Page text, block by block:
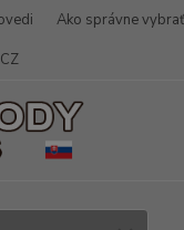
Ako správne
CZ